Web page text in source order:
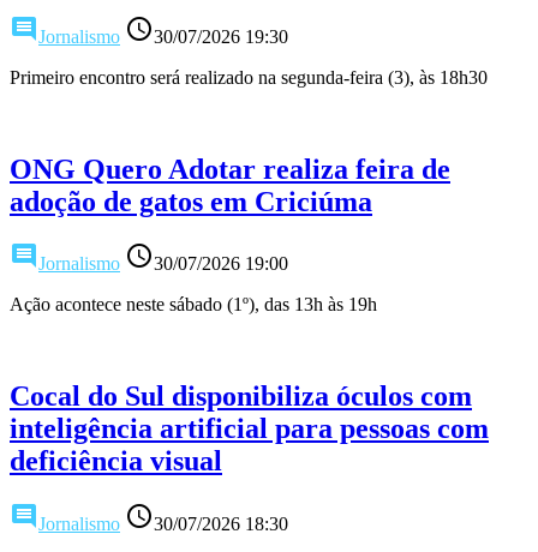
comment Jornalismo access_time30/07/2026 19:30
Primeiro encontro será realizado na segunda-feira (3), às 18h30
ONG Quero Adotar realiza feira de
adoção de gatos em Criciúma
comment Jornalismo access_time30/07/2026 19:00
Ação acontece neste sábado (1º), das 13h às 19h
Cocal do Sul disponibiliza óculos com
inteligência artificial para pessoas com
deficiência visual
comment Jornalismo access_time30/07/2026 18:30